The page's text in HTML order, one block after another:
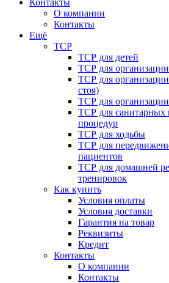
Контакты
О компании
Контакты
Ещё
ТСР
ТСР для детей
ТСР для
ТСР для
стоя)
ТСР для
ТСР для санитарных
процедур
ТСР для ходьбы
ТСР для
пациентов
ТСР для домашней
тренировок
Как купить
Условия оплаты
Условия доставки
Гарантия на товар
Реквизиты
Кредит
Контакты
О компании
Контакты